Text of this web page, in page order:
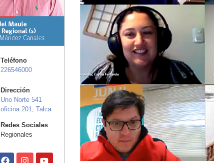
Teléfono
226546000
Dirección
Uno Norte 541
oficina 201, Talca
Redes Sociales
Regionales